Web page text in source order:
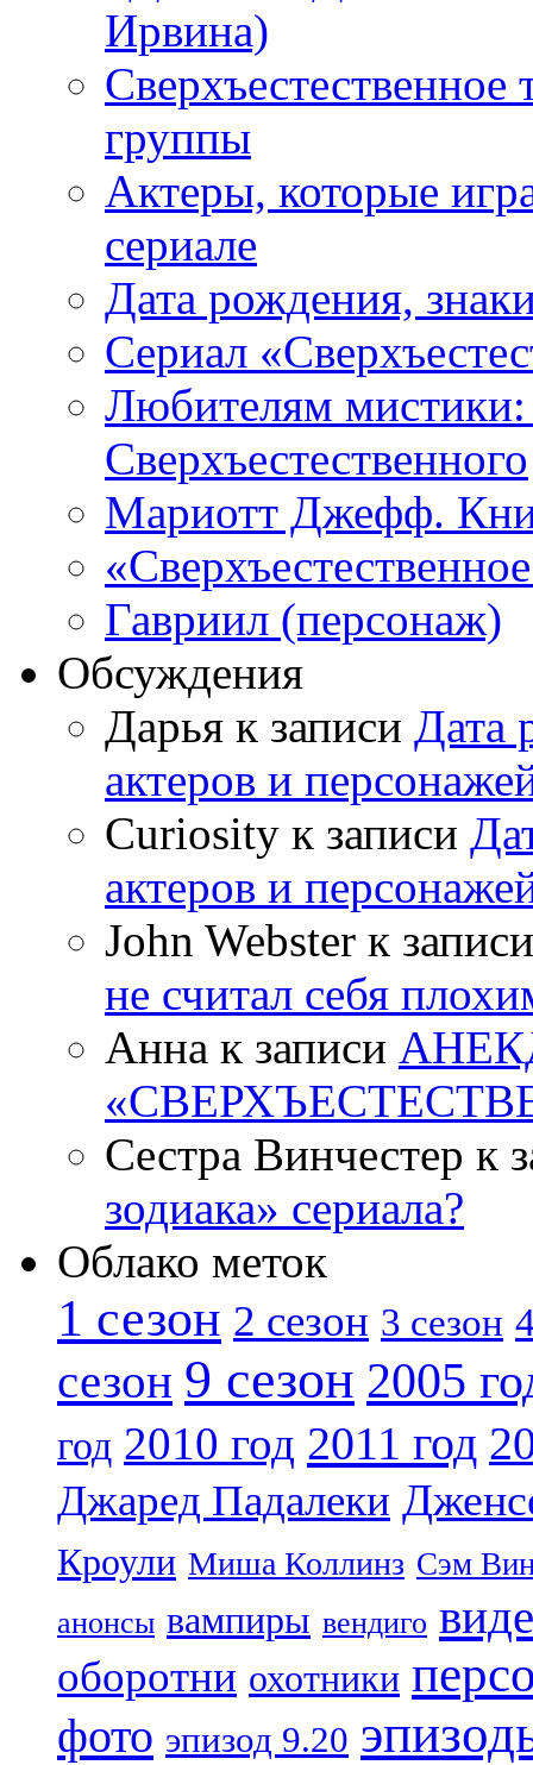
Ирвина)
Сверхъестественное
группы
Актеры, которые
сериале
Дата рождения,
Сериал
Любителям
Сверхъестественного
Мариотт Джефф.
Гавриил (персонаж)
Обсуждения
Дарья к записи Дата
актеров и
Curiosity к записи
актеров и
John Webster к
не считал себя
Анна к записи
Сестра Винчестер к
зодиака» сериала?
Облако меток
1 сезон 2 сезон 3 сезон
сезон 9 сезон 2005
год 2010 год 2011 год
Джаред Падалеки
Кроули Миша Коллинз Сэм
анонсы вампиры вендиго
оборотни охотники
фото эпизод 9.20